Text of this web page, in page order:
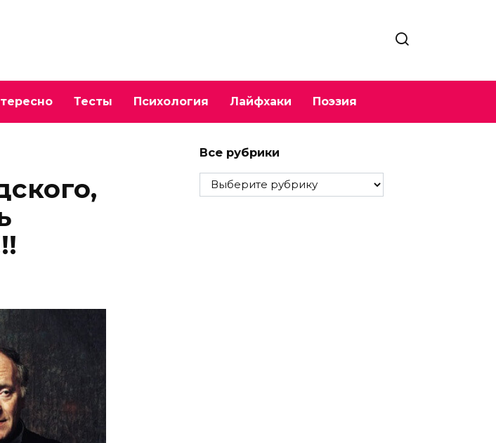
Тесты Психология Лайфхаки Поэзия
Все рубрики
Все
рубрики